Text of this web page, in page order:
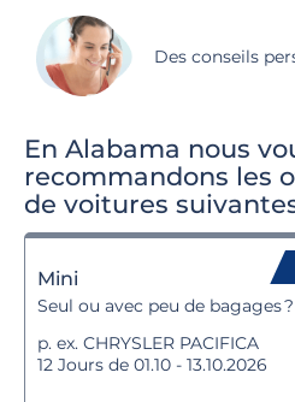
Des conseils
En Alabama nous
recommandons les
de voitures
Mini
Seul ou avec peu de bagages
p. ex. CHRYSLER PACIFICA
12 Jours de 01.10 - 13.10.2026